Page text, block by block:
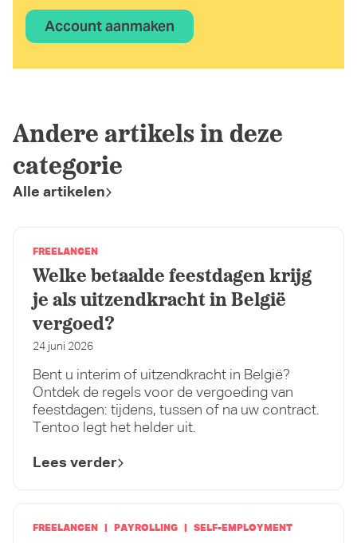
Account aanmaken
Andere artikels in deze
categorie
Alle artikelen
FREELANCEN
Welke betaalde feestdagen krijg
je als uitzendkracht in België
vergoed?
24 juni 2026
Bent u interim of uitzendkracht in België?
Ontdek de regels voor de vergoeding van
feestdagen: tijdens, tussen of na uw contract.
Tentoo legt het helder uit.
Lees verder
FREELANCEN PAYROLLING SELF-EMPLOYMENT